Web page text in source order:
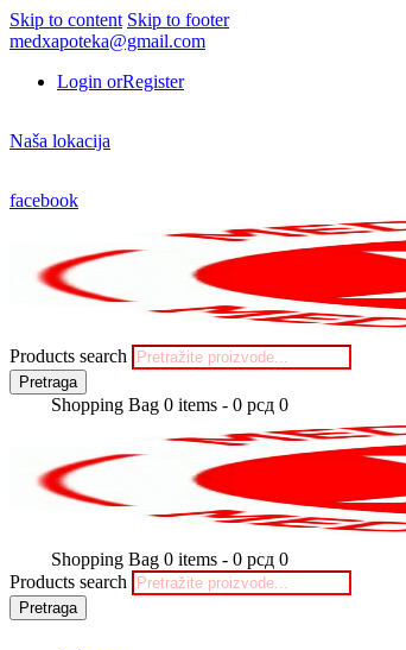
Skip to content Skip to footer
medxapoteka@gmail.com
Login orRegister
Naša lokacija
facebook
Products search
Pretraga
Shopping Bag 0 items - 0 рсд 0
Shopping Bag 0 items - 0 рсд 0
Products search
Pretraga